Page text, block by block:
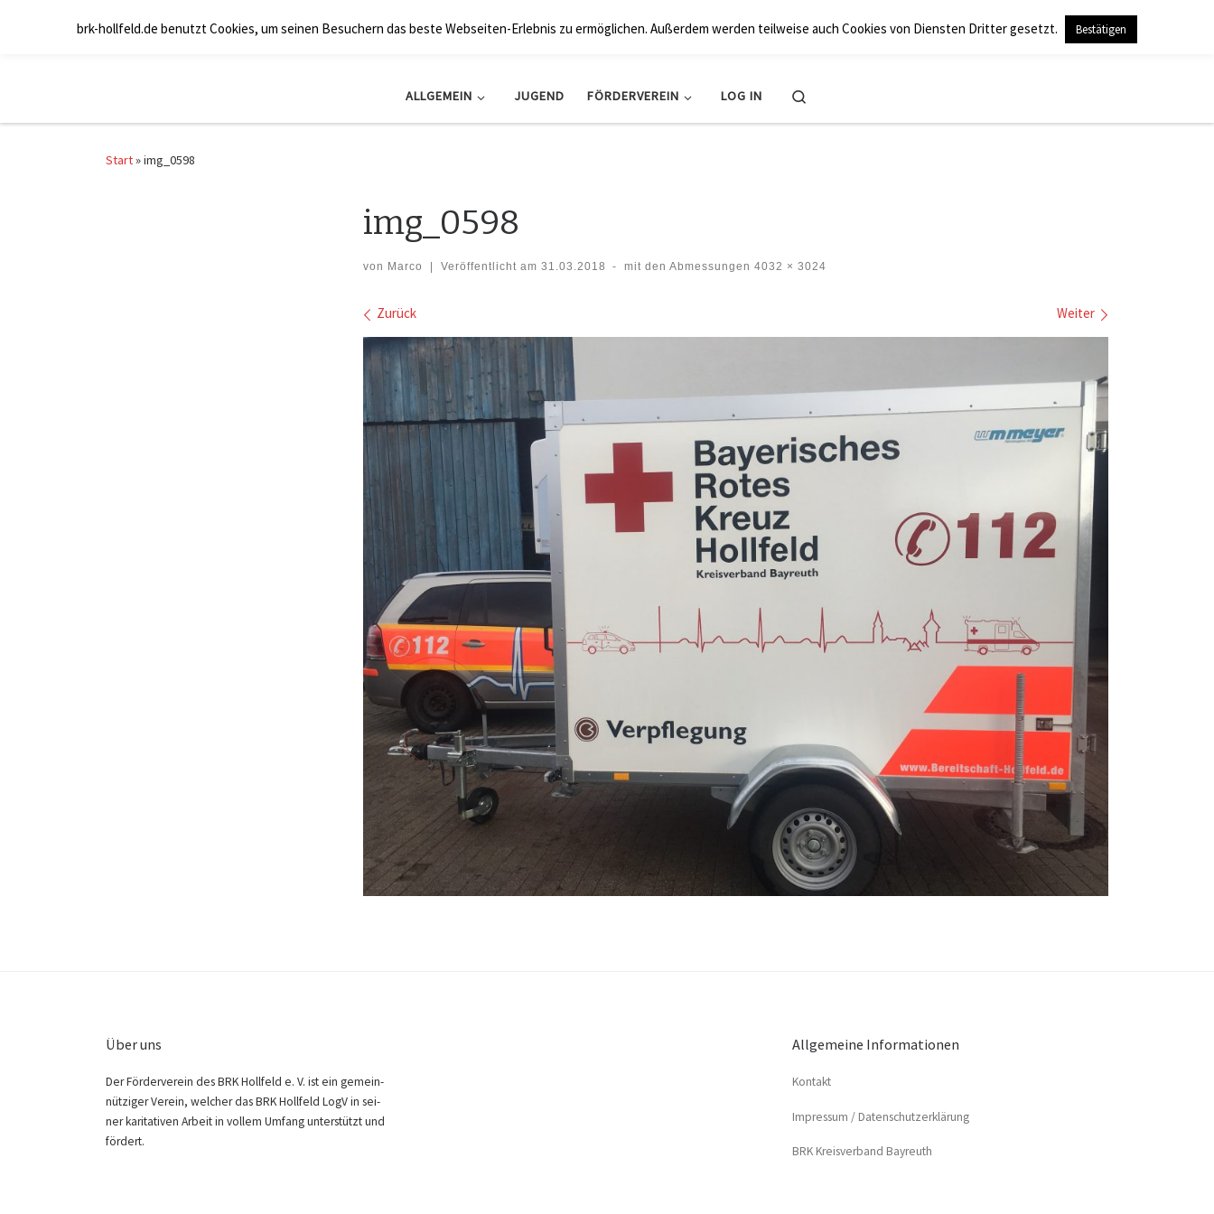
Zum Inhalt springen BRK Hollfeld LogV
ALLGEMEIN JUGEND FÖRDERVEREIN LOG IN
Start»img_0598
img_0598
von Marco Veröffentlicht am 31.03.2018 - mit den Abmessungen 4032 × 3024
Bilder Navigation
Zurück Weiter
Über uns
Der För­der­ver­ein des BRK Holl­feld e. V. ist ein gemein­
nüt­zi­ger Ver­ein, wel­cher das BRK Holl­feld LogV in sei­
ner kari­ta­ti­ven Arbeit in vol­lem Umfang unter­stützt und
fördert.
Allgemeine Informationen
Kon­takt
Impres­sum / Datenschutzerklärung
BRK Kreis­ver­band Bayreuth
brk-hollfeld.de benutzt Cookies, um seinen Besuchern das beste Webseiten-Erlebnis zu ermöglichen. Außerdem werden teilweise auch Cookies von Diensten Dritter gesetzt. Bestätigen